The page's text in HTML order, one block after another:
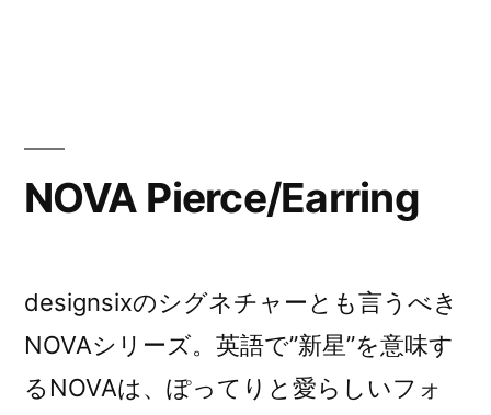
の
NOVA Pierce/Earring
designsixのシグネチャーとも言うべき
NOVAシリーズ。英語で”新星”を意味す
るNOVAは、ぽってりと愛らしいフォ